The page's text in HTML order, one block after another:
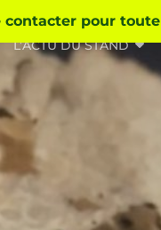
contacter pour
L’ACTU DU STAND